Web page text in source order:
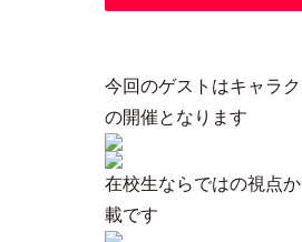
今回のゲストはキャラ
の開催となります
在校生ならではの視点
載です